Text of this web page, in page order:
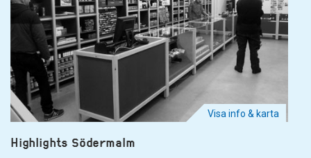
Visa info & karta
Highlights Södermalm